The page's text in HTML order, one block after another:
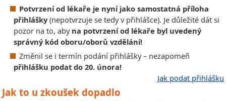
Potvrzení od lékaře je nyní jako samostatná příloha
přihlášky(nepotvrzuje se tedy v přihlášce). Je důležité dát si
pozor na to, aby na potvrzení od lékaře byl uvedený
správný kód oboru/oborů vzdělání!
Změnil se i termín podání přihlášky – nezapomeň
přihlášku podat do 20. února!
Jak podat přihlášku
Jak to u zkoušek dopadlo